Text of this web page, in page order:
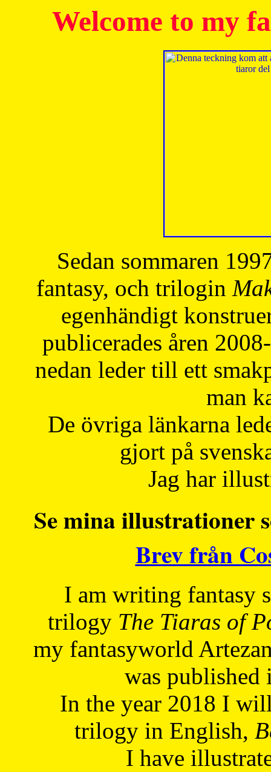
Welcome to my
Sedan sommaren
fantasy, och trilogin
egenhändigt
publicerades åren
nedan leder till ett
man
De övriga länkarna
gjort på
Jag har
Se mina illustrationer
Brev från
I am writing fantasy
trilogy The Tiaras of
my fantasyworld
was published
In the year 2018 I
trilogy in English,
I have